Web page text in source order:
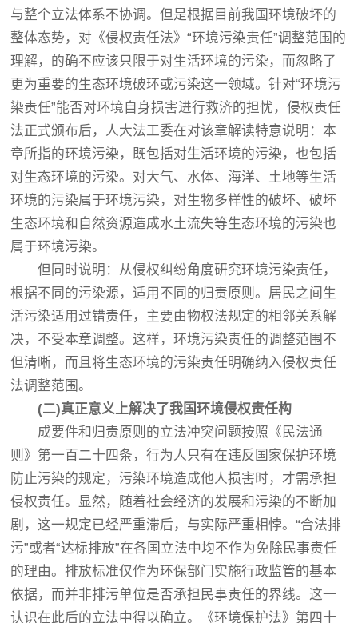
与整个立法体系不协调。但是根据目前我国环境破坏的
整体态势，对《侵权责任法》“环境污染责任”调整范围的
理解，的确不应该只限于对生活环境的污染，而忽略了
更为重要的生态环境破环或污染这一领域。针对“环境污
染责任”能否对环境自身损害进行救济的担忧，侵权责任
法正式颁布后，人大法工委在对该章解读特意说明：本
章所指的环境污染，既包括对生活环境的污染，也包括
对生态环境的污染。对大气、水体、海洋、土地等生活
环境的污染属于环境污染，对生物多样性的破坏、破坏
生态环境和自然资源造成水土流失等生态环境的污染也
属于环境污染。
但同时说明：从侵权纠纷角度研究环境污染责任，
根据不同的污染源，适用不同的归责原则。居民之间生
活污染适用过错责任，主要由物权法规定的相邻关系解
决，不受本章调整。这样，环境污染责任的调整范围不
但清晰，而且将生态环境的污染责任明确纳入侵权责任
法调整范围。
(二)真正意义上解决了我国环境侵权责任构
成要件和归责原则的立法冲突问题按照《民法通
则》第一百二十四条，行为人只有在违反国家保护环境
防止污染的规定，污染环境造成他人损害时，才需承担
侵权责任。显然，随着社会经济的发展和污染的不断加
剧，这一规定已经严重滞后，与实际严重相悖。“合法排
污”或者“达标排放”在各国立法中均不作为免除民事责任
的理由。排放标准仅作为环保部门实施行政监管的基本
依据，而并非排污单位是否承担民事责任的界线。这一
认识在此后的立法中得以确立。《环境保护法》第四十